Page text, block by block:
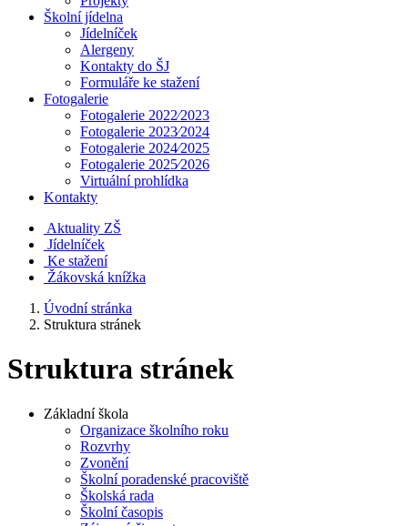
Školní jídelna
Jídelníček
Alergeny
Kontakty do ŠJ
Formuláře ke stažení
Fotogalerie
Fotogalerie 2022⁄2023
Fotogalerie 2023⁄2024
Fotogalerie 2024⁄2025
Fotogalerie 2025⁄2026
Virtuální prohlídka
Kontakty
Aktuality ZŠ
Jídelníček
Ke stažení
Žákovská knížka
Úvodní stránka
Struktura stránek
Struktura stránek
Základní škola
Organizace školního roku
Rozvrhy
Zvonění
Školní poradenské pracoviště
Školská rada
Školní časopis